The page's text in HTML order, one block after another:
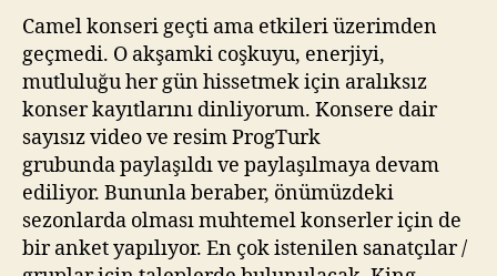
m
a
z
Camel konseri geçti ama etkileri üzerimden
geçmedi. O akşamki coşkuyu, enerjiyi,
mutluluğu her gün hissetmek için aralıksız
konser kayıtlarını dinliyorum. Konsere dair
sayısız video ve resim ProgTurk
grubunda paylaşıldı ve paylaşılmaya devam
ediliyor. Bununla beraber, önümüzdeki
sezonlarda olması muhtemel konserler için de
bir anket yapılıyor. En çok istenilen sanatçılar /